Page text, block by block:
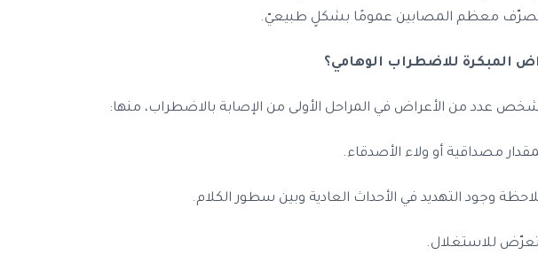
يتصرّف معظم المصابين عمومًا بشكلٍ طبيعيّ.
المبكرة للاضطراب الوهامي؟
عدد من الأعراض في المراحل الأولى من الإصابة بالاضطراب، منها:
مصداقية أو ولاء الأصدقاء.
وجود التهديد في الأحداث العادية وبين سطور الكلام.
للاستغلال.